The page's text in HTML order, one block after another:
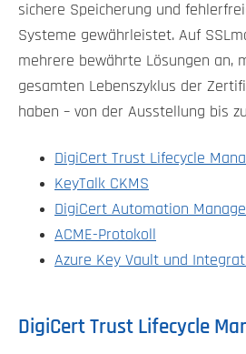
sichere Speicherung und
Systeme gewährleistet. Auf
mehrere bewährte Lösungen an,
gesamten Lebenszyklus der
haben – von der Ausstellung bis
DigiCert Trust Lifecycle
KeyTalk CKMS
DigiCert Automation
ACME-Protokoll
Azure Key Vault und
DigiCert Trust Lifecycle